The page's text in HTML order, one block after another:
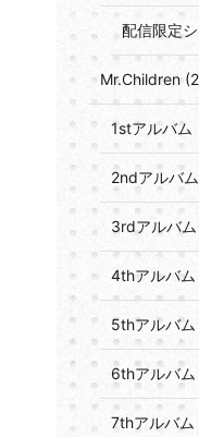
配信限定
Mr.Children
1stアルバム
2ndアルバ
3rdアルバ
4thアルバ
5thアルバ
6thアルバム
7thアルバム